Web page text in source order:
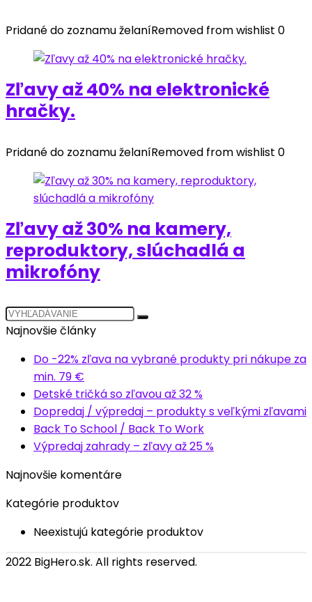
Pridané do zoznamu želaníRemoved from wishlist 0
Zľavy až 40% na elektronické
hračky.
Pridané do zoznamu želaníRemoved from wishlist 0
Zľavy až 30% na kamery,
reproduktory, slúchadlá a
mikrofóny
Najnovšie články
Do -22% zľava na vybrané produkty pri nákupe za
min. 79 €
Detské tričká so zľavou až 32 %
Dopredaj / výpredaj – produkty s veľkými zľavami
Back To School / Back To Work
Výpredaj zahrady – zľavy až 25 %
Najnovšie komentáre
Kategórie produktov
Neexistujú kategórie produktov
2022 BigHero.sk. All rights reserved.